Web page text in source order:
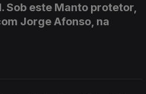
Sob este Manto protetor,
Jorge Afonso, na